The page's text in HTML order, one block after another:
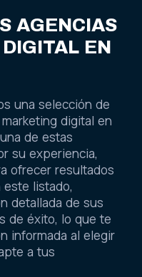
AGENCIAS
EN
una selección de
digital en
de estas
su experiencia,
ofrecer resultados
listado,
detallada de sus
de éxito, lo que te
informada al elegir
a tus